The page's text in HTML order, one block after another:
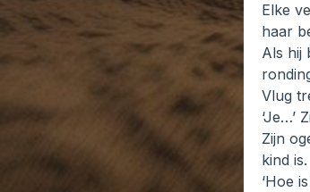
Elke
haar
Als hij
Vlug
‘Je…’
Zijn
kind is.
‘Hoe